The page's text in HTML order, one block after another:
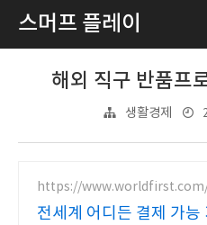
스머프 플레이
해외 직구 반품프
생활경제
https://
전세계 어디든 결제 가능